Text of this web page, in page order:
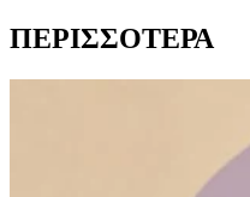
ΠΕΡΙΣΣΟΤΕΡΑ